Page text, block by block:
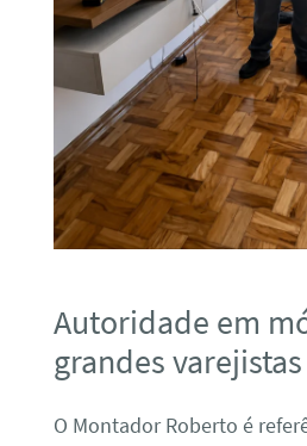
Autoridade em
grandes varejistas
O Montador Roberto é